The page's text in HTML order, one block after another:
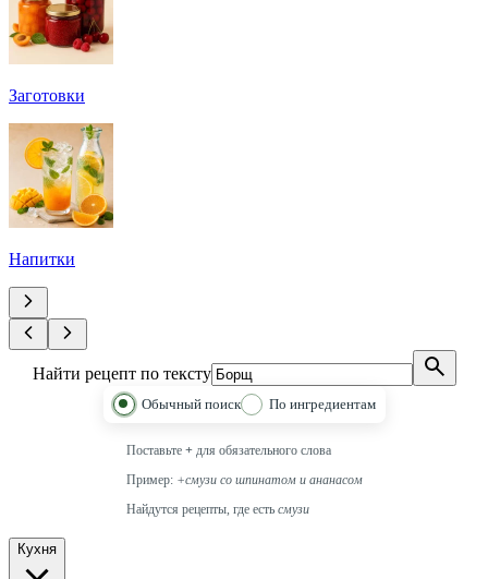
Заготовки
Напитки
Найти рецепт по тексту
Обычный поиск По ингредиентам
Поставьте +для обязательного слова
Пример: +смузи со шпинатом и ананасом
Найдутся рецепты, где есть смузи
Кухня